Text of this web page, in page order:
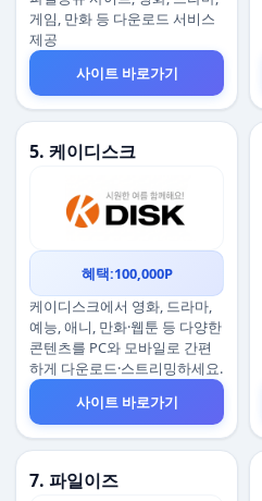
게임, 만화 등 다운로드 서비스
제공
사이트 바로가기
5. 케이디스크
혜택:100,000P
케이디스크에서 영화, 드라마,
예능, 애니, 만화·웹툰 등 다양한
콘텐츠를 PC와 모바일로 간편
하게 다운로드·스트리밍하세요.
사이트 바로가기
7. 파일이즈